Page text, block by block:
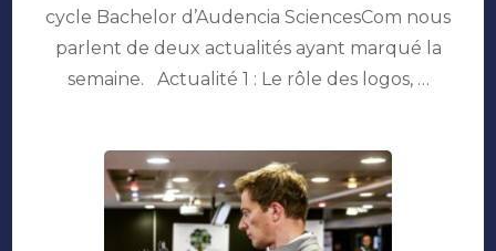
L’info
bien
pressée
#4
cycle Bachelor d’Audencia SciencesCom nous
parlent de deux actualités ayant marqué la
semaine. Actualité 1 : Le rôle des logos, …